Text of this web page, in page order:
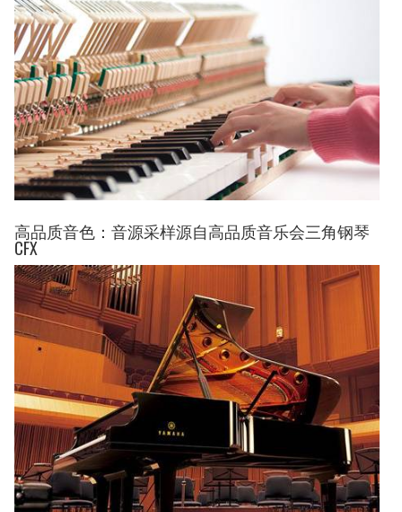
高品质音色：音源采样源自高品质音乐会三角钢琴
CFX